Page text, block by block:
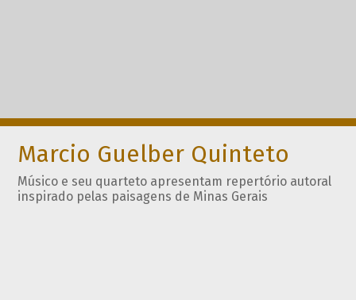
Marcio Guelber Quinteto
Músico e seu quarteto apresentam repertório autoral
inspirado pelas paisagens de Minas Gerais